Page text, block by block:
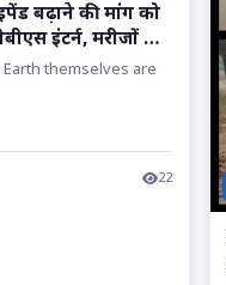
बढ़ाने की मांग को
इंटर्न, मरीजों की
themselves are
22